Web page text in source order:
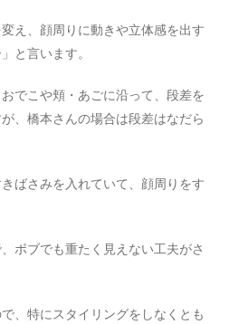
え、顔周りに動きや立体感を出す
と言います。
でこや頬・あごに沿って、段差を
、橋本さんの場合は段差はなだら
ばさみを入れていて、顔周りをす
ボブでも重たく見えない工夫がさ
、特にスタイリングをしなくとも